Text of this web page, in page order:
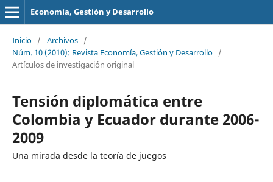
Economía, Gestión y Desarrollo
Inicio / Archivos /
Núm. 10 (2010): Revista Economía, Gestión y Desarrollo /
Artículos de investigación original
Tensión diplomática entre
Colombia y Ecuador durante 2006-
2009
Una mirada desde la teoría de juegos